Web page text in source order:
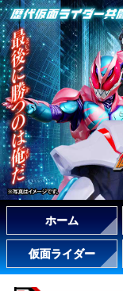
ホーム
仮面ライダー